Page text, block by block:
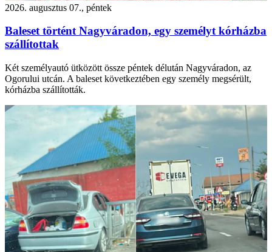
2026. augusztus 07., péntek
Baleset történt Nagyváradon, egy személyt kórházba
szállítottak
Két személyautó ütközött össze péntek délután Nagyváradon, az
Ogorului utcán. A baleset következtében egy személy megsérült,
kórházba szállították.